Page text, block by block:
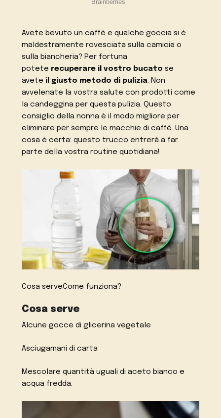
Avete bevuto un caffè e qualche goccia si è
maldestramente rovesciata sulla camicia o
sulla biancheria? Per fortuna
potete recuperare il vostro bucato se
avete il giusto metodo di pulizia. Non
avvelenate la vostra salute con prodotti come
la candeggina per questa pulizia. Questo
consiglio della nonna è il modo migliore per
eliminare per sempre le macchie di caffè. Una
cosa è certa: questo trucco entrerà a far
parte della vostra routine quotidiana!
Cosa serveCome funziona?
Cosa serve
Alcune gocce di glicerina vegetale
Asciugamani di carta
Mescolare quantità uguali di aceto bianco e
acqua fredda.